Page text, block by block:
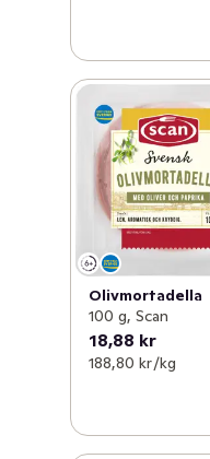
Olivmortadella
100 g, Scan
18,88 kr
188,80 kr /kg